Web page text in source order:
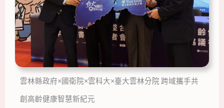
雲林縣政府×國衛院×雲科大×臺大雲林分院 跨域攜手共
創高齡健康智慧新紀元